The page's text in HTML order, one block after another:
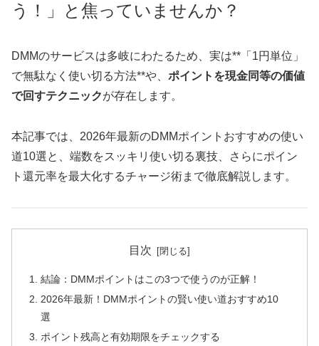
う！」と焦っていませんか？
DMMのサービスは多岐にわたるため、実は**「1円単位」
で無駄なく使い切る方法**や、 ポイントを現金同等の価値
で回すテクニックが存在します。
本記事では、2026年最新のDMMポイントおすすめの使い
道10選と、端数をスッキリ使い切る裏技、さらにポイン
ト還元率を最大化するチャージ術まで徹底解説します。
目次
結論：DMMポイントはこの3つで使うのが正解！
2026年最新！DMMポイントの賢い使い道おすすめ10
選
ポイント残高と有効期限をチェックする